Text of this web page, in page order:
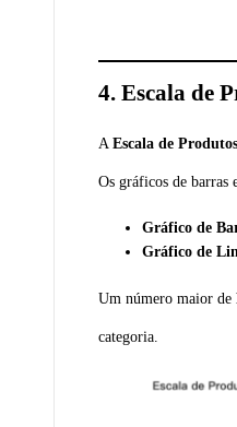
4. Escala de
A Escala de Produtos
Os gráficos de barras
Gráfico de
Gráfico de
Um número maior de
categoria.